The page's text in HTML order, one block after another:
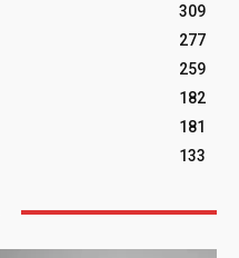
309
277
259
182
181
133